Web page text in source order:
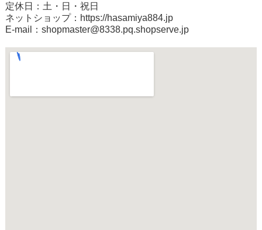
定休日：土・日・祝日
ネットショップ： https://hasamiya884.jp
E-mail：shopmaster@8338.pq.shopserve.jp